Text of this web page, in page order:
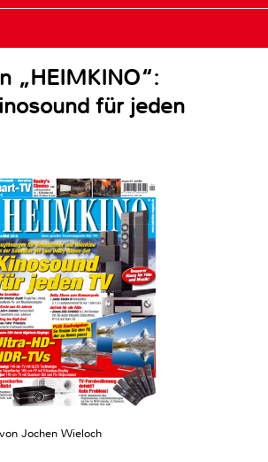
„HEIMKINO“:
für jeden
Jochen Wieloch